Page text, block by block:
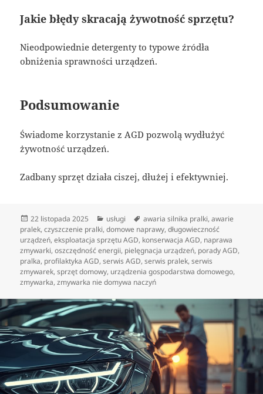
Jakie błędy skracają żywotność sprzętu?
Nieodpowiednie detergenty to typowe źródła
obniżenia sprawności urządzeń.
Podsumowanie
Świadome korzystanie z AGD pozwolą wydłużyć
żywotność urządzeń.
Zadbany sprzęt działa ciszej, dłużej i efektywniej.
Data
publikacji
22 listopada 2025 Kategorie
usługi Tagi
awaria silnika pralki,awarie
pralek,czyszczenie pralki,domowe naprawy,długowieczność
urządzeń,eksploatacja sprzętu AGD, konserwacja AGD, naprawa
zmywarki,oszczędność energii, pielęgnacja urządzeń, porady AGD,
pralka, profilaktyka AGD,serwis AGD,serwis pralek,serwis
zmywarek,sprzęt domowy, urządzenia gospodarstwa domowego,
zmywarka,zmywarka nie domywa naczyń